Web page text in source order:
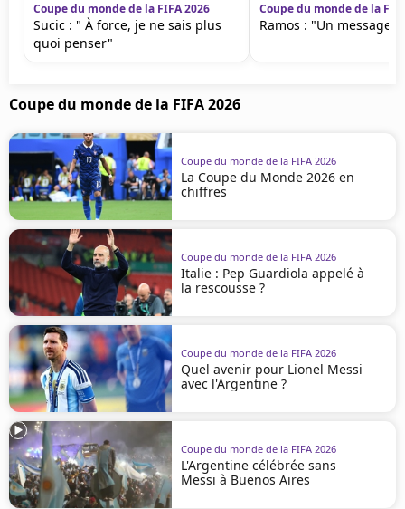
Coupe du monde de la FIFA 2026
Sucic : " À force, je ne sais plus
quoi penser"
Coupe du monde de la
Ramos : "Un message
Coupe du monde de la FIFA 2026
Coupe du monde de la FIFA 2026
La Coupe du Monde 2026 en
chiffres
Coupe du monde de la FIFA 2026
Italie : Pep Guardiola appelé à
la rescousse ?
Coupe du monde de la FIFA 2026
Quel avenir pour Lionel Messi
avec l'Argentine ?
Coupe du monde de la FIFA 2026
L'Argentine célébrée sans
Messi à Buenos Aires